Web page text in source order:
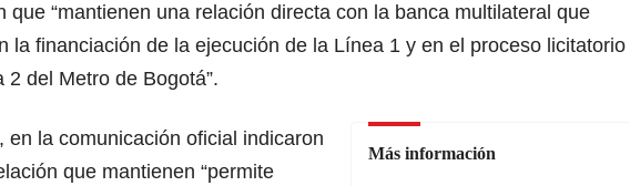
que “mantienen una relación directa con la banca multilateral que
la financiación de la ejecución de la Línea 1 y en el proceso licitatorio
2 del Metro de Bogotá”.
Más información
en la comunicación oficial indicaron
que mantienen “permite